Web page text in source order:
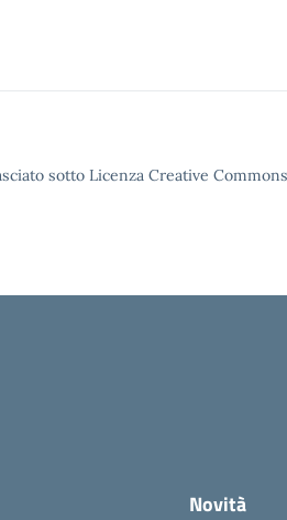
sotto Licenza Creative
Novità